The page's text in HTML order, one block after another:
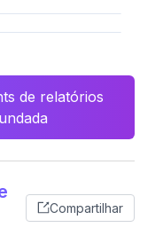
de relatórios
Compartilhar